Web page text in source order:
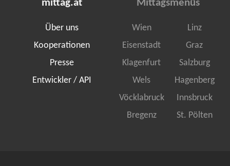
mittag.at
Über uns
Kooperationen
Presse
Entwickler / API
Mittagsmenüs
Wien
Linz
Eisenstadt
Graz
Klagenfurt
Salzburg
Wels
Hagenberg
Vöcklabruck
Innsbruck
Bregenz
St. Pölten